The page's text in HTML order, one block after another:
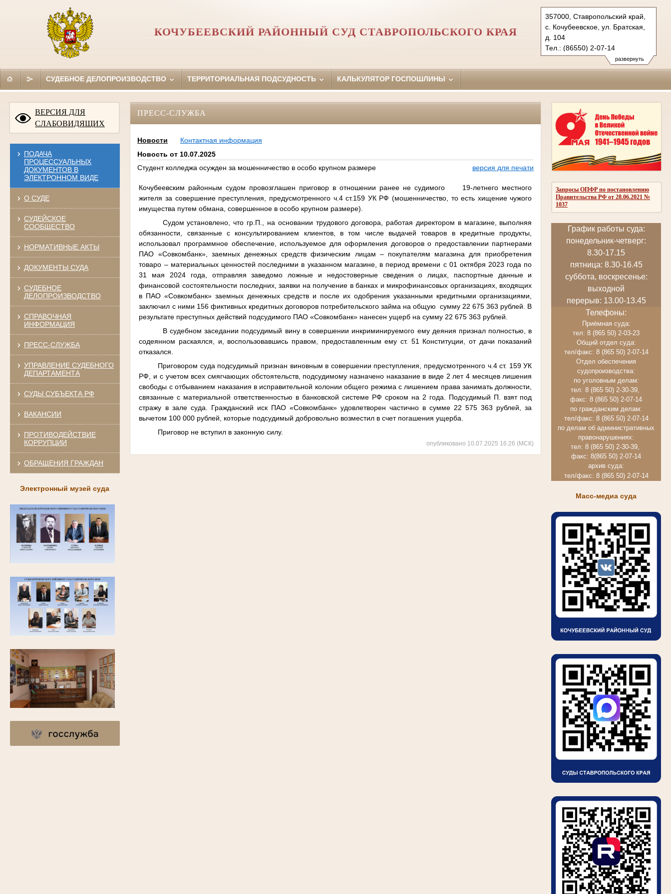
развернуть
357000, Ставропольский край,
с. Кочубеевское, ул. Братская,
д. 104
Тел.: (86550) 2-07-14
kochubeevsky.stv@sudrf.ru
показать на карте
КОЧУБЕЕВСКИЙ РАЙОННЫЙ СУД СТАВРОПОЛЬСКОГО КРАЯ
СУДЕБНОЕ ДЕЛОПРОИЗВОДСТВО ТЕРРИТОРИАЛЬНАЯ ПОДСУДНОСТЬ КАЛЬКУЛЯТОР ГОСПОШЛИНЫ
ВЕРСИЯ ДЛЯ
СЛАБОВИДЯЩИХ
ПОДАЧА
ПРОЦЕССУАЛЬНЫХ
ДОКУМЕНТОВ В
ЭЛЕКТРОННОМ ВИДЕ
О СУДЕ
СУДЕЙСКОЕ
СООБЩЕСТВО
НОРМАТИВНЫЕ АКТЫ
ДОКУМЕНТЫ СУДА
СУДЕБНОЕ
ДЕЛОПРОИЗВОДСТВО
СПРАВОЧНАЯ
ИНФОРМАЦИЯ
ПРЕСС-СЛУЖБА
УПРАВЛЕНИЕ СУДЕБНОГО
ДЕПАРТАМЕНТА
СУДЫ СУБЪЕКТА РФ
ВАКАНСИИ
ПРОТИВОДЕЙСТВИЕ
КОРРУПЦИИ
ОБРАЩЕНИЯ ГРАЖДАН
Электронный музей суда
Запросы ОПФР по постановлению
Правительства РФ от 28.06.2021 №
1037
График работы суда:
понедельник-четверг:
8.30-17.15
пятница: 8.30-16.45
суббота, воскресенье:
выходной
перерыв: 13.00-13.45
Телефоны:
Приёмная суда:
тел: 8 (865 50) 2-03-23
Общий отдел суда:
тел/факс: 8 (865 50) 2-07-14
Отдел обеспечения
судопроизводства:
по уголовным делам:
тел: 8 (865 50) 2-30-39,
факс: 8 (865 50) 2-07-14
по гражданским делам:
тел/факс: 8 (865 50) 2-07-14
по делам об административных
правонарушениях:
тел: 8 (865 50) 2-30-39,
факс: 8(865 50) 2-07-14
архив суда:
тел/факс: 8 (865 50) 2-07-14
Масс-медиа суда
ПРЕСС-СЛУЖБА
Новости
Контактная информация
Новость от 10.07.2025
Студент колледжа осужден за мошенничество в особо крупном размере
версия для печати
Кочубеевским районным судом провозглашен приговор в отношении ранее не судимого 19-летнего местного
жителя за совершение преступления, предусмотренного ч.4 ст.159 УК РФ (мошенничество, то есть хищение чужого
имущества путем обмана, совершенное в особо крупном размере).
Судом установлено, что гр.П., на основании трудового договора, работая директором в магазине, выполняя
обязанности, связанные с консультированием клиентов, в том числе выдачей товаров в кредитные продукты,
использовал программное обеспечение, используемое для оформления договоров о предоставлении партнерами
ПАО «Совкомбанк», заемных денежных средств физическим лицам – покупателям магазина для приобретения
товаро – материальных ценностей последними в указанном магазине, в период времени с 01 октября 2023 года по
31 мая 2024 года, отправляя заведомо ложные и недостоверные сведения о лицах, паспортные данные и
финансовой состоятельности последних, заявки на получение в банках и микрофинансовых организациях, входящих
в ПАО «Совкомбанк» заемных денежных средств и после их одобрения указанными кредитными организациями,
заключил с ними 156 фиктивных кредитных договоров потребительского займа на общую сумму 22 675 363 рублей. В
результате преступных действий подсудимого ПАО «Совкомбанк» нанесен ущерб на сумму 22 675 363 рублей.
В судебном заседании подсудимый вину в совершении инкриминируемого ему деяния признал полностью, в
содеянном раскаялся, и, воспользовавшись правом, предоставленным ему ст. 51 Конституции, от дачи показаний
отказался.
Приговором суда подсудимый признан виновным в совершении преступления, предусмотренного ч.4 ст. 159 УК
РФ, и с учетом всех смягчающих обстоятельств, подсудимому назначено наказание в виде 2 лет 4 месяцев лишения
свободы с отбыванием наказания в исправительной колонии общего режима с лишением права занимать должности,
связанные с материальной ответственностью в банковской системе РФ сроком на 2 года. Подсудимый П. взят под
стражу в зале суда. Гражданский иск ПАО «Совкомбанк» удовлетворен частично в сумме 22 575 363 рублей, за
вычетом 100 000 рублей, которые подсудимый добровольно возместил в счет погашения ущерба.
Приговор не вступил в законную силу.
опубликовано 10.07.2025 16:26 (МСК)